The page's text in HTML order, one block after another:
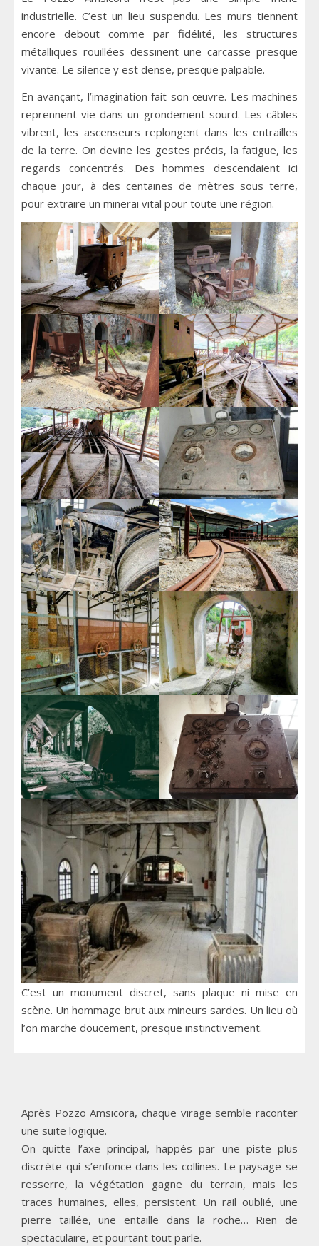
industrielle. C’est un lieu suspendu. Les murs tiennent
encore debout comme par fidélité, les structures
métalliques rouillées dessinent une carcasse presque
vivante. Le silence y est dense, presque palpable.
En avançant, l’imagination fait son œuvre. Les machines
reprennent vie dans un grondement sourd. Les câbles
vibrent, les ascenseurs replongent dans les entrailles
de la terre. On devine les gestes précis, la fatigue, les
regards concentrés. Des hommes descendaient ici
chaque jour, à des centaines de mètres sous terre,
pour extraire un minerai vital pour toute une région.
C’est un monument discret, sans plaque ni mise en
scène. Un hommage brut aux mineurs sardes. Un lieu où
l’on marche doucement, presque instinctivement.
Après Pozzo Amsicora, chaque virage semble raconter
une suite logique.
On quitte l’axe principal, happés par une piste plus
discrète qui s’enfonce dans les collines. Le paysage se
resserre, la végétation gagne du terrain, mais les
traces humaines, elles, persistent. Un rail oublié, une
pierre taillée, une entaille dans la roche… Rien de
spectaculaire, et pourtant tout parle.